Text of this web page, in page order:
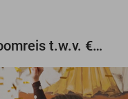
Maak gratis kans op een droomreis t.w.v. €3.000!